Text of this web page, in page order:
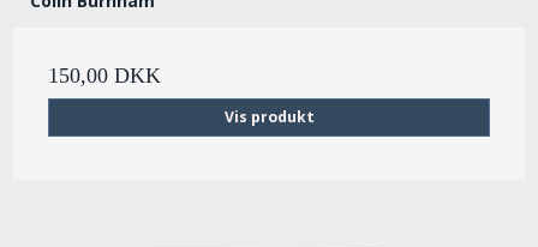
150,00 DKK
Vis produkt